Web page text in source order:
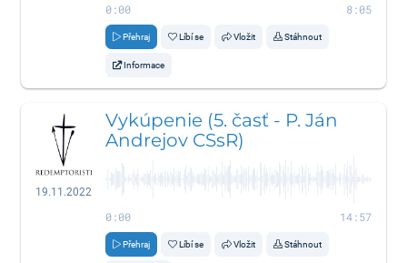
0:00 8:05
Přehraj Líbí se Vložit Stáhnout
Informace
19.11.2022
Vykúpenie (5. časť - P. Ján
Andrejov CSsR)
0:00 14:57
Přehraj Líbí se Vložit Stáhnout